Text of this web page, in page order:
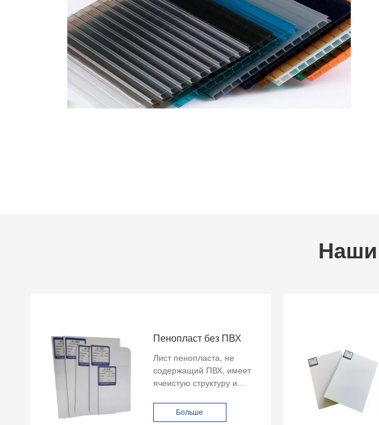
Пенопласт без ПВХ
Лист пенопласта, не
содержащий ПВХ, имеет
ячеистую структуру и
поверхности, что делает
его идеальным выбором
Больше